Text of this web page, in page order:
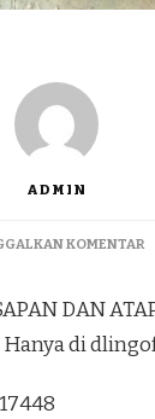
ADMIN
KOMENTAR
DAN
Hanya di